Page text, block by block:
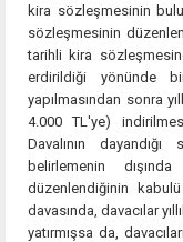
kira sözleşmesinin
sözleşmesinin
tarihli kira
erdirildiği yönünde
yapılmasından sonra
4.000 TL'ye)
Davalının
belirlemenin
düzenlendiğinin
davasında, davacılar
yatırmışsa da,